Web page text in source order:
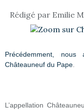
Rédigé par Emilie
Précédemment,
Châteauneuf du Pape
L’appellation